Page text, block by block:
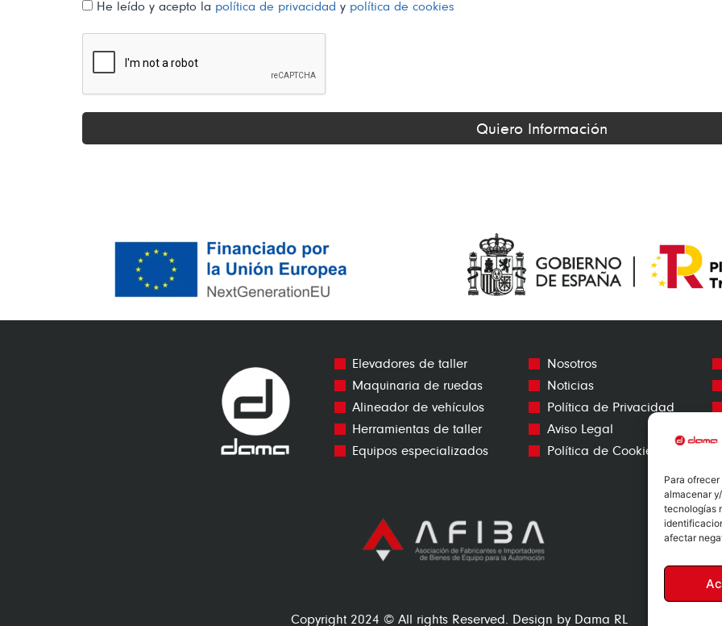
Para
almacenar
tecnologías
afectar
He leído y acepto la política de privacidad y política de cookies
Quiero Información
Elevadores de taller
Maquinaria de ruedas
Alineador de vehículos
Herramientas de taller
Equipos especializados
Nosotros
Noticias
Política de Privacidad
Aviso Legal
Política de Cookies
Copyright 2024 © All rights Reserved. Design by Dama RL